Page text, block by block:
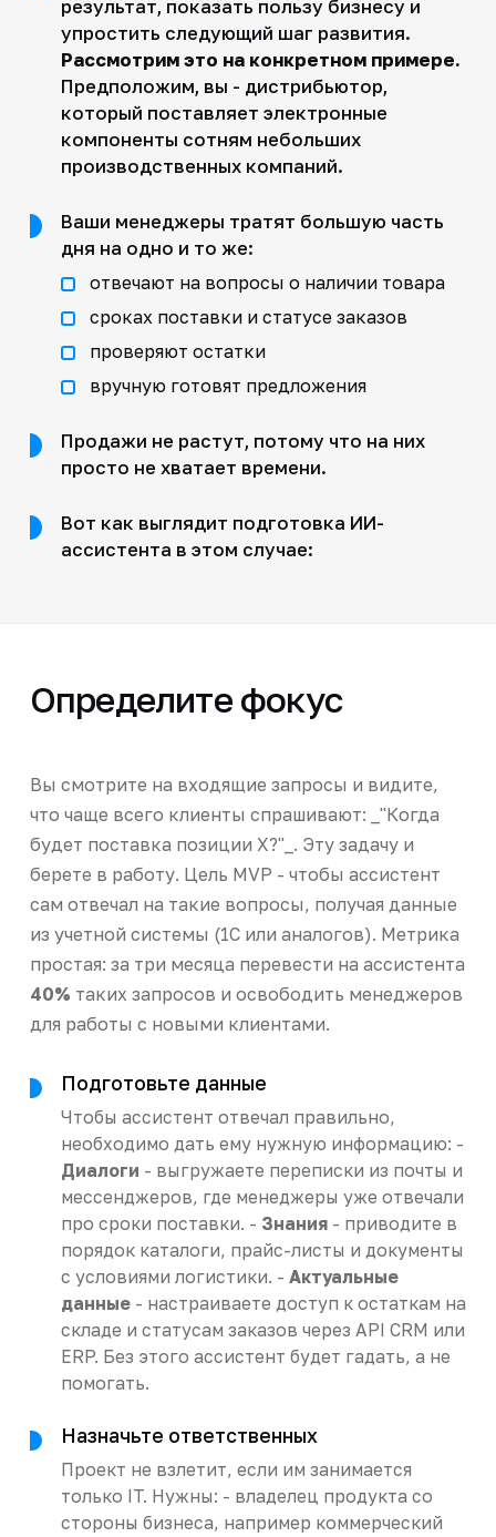
результат, показать пользу бизнесу и
упростить следующий шаг развития.
Рассмотрим это на конкретном примере.
Предположим, вы - дистрибьютор,
который поставляет электронные
компоненты сотням небольших
производственных компаний.
Ваши менеджеры тратят большую часть
дня на одно и то же:
отвечают на вопросы о наличии товара
сроках поставки и статусе заказов
проверяют остатки
вручную готовят предложения
Продажи не растут, потому что на них
просто не хватает времени.
Вот как выглядит подготовка ИИ-
ассистента в этом случае:
Определите фокус
Вы смотрите на входящие запросы и видите,
что чаще всего клиенты спрашивают: _"Когда
будет поставка позиции Х?"_. Эту задачу и
берете в работу. Цель MVP - чтобы ассистент
сам отвечал на такие вопросы, получая данные
из учетной системы (1С или аналогов). Метрика
простая: за три месяца перевести на ассистента
40% таких запросов и освободить менеджеров
для работы с новыми клиентами.
Подготовьте данные
Чтобы ассистент отвечал правильно,
необходимо дать ему нужную информацию: -
Диалоги - выгружаете переписки из почты и
мессенджеров, где менеджеры уже отвечали
про сроки поставки. - Знания- приводите в
порядок каталоги, прайс-листы и документы
с условиями логистики. - Актуальные
данные- настраиваете доступ к остаткам на
складе и статусам заказов через API CRM или
ERP. Без этого ассистент будет гадать, а не
помогать.
Назначьте ответственных
Проект не взлетит, если им занимается
только IT. Нужны: - владелец продукта со
стороны бизнеса, например коммерческий